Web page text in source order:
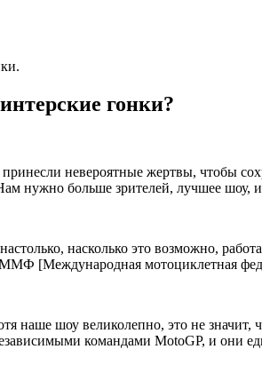
гонки?
невероятные жертвы, чтобы
нужно больше зрителей, лучшее шоу,
насколько это возможно,
[Международная мотоциклетная
наше шоу великолепно, это не
командами MotoGP, и